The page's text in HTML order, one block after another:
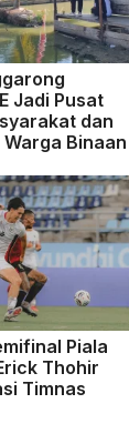
Jadi Pusat
dan
Binaan
Piala
Thohir
Timnas